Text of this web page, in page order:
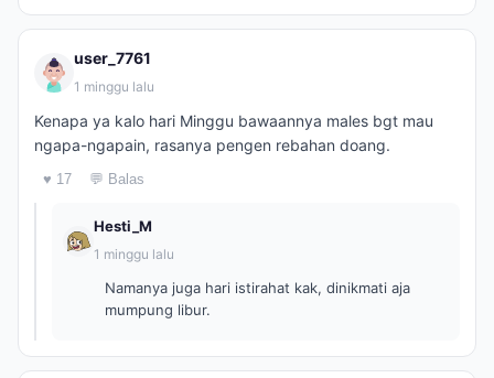
user_7761
1 minggu lalu
Kenapa ya kalo hari Minggu bawaannya males bgt mau
ngapa-ngapain, rasanya pengen rebahan doang.
♥ 17 💬 Balas
Hesti_M
1 minggu lalu
Namanya juga hari istirahat kak, dinikmati aja
mumpung libur.